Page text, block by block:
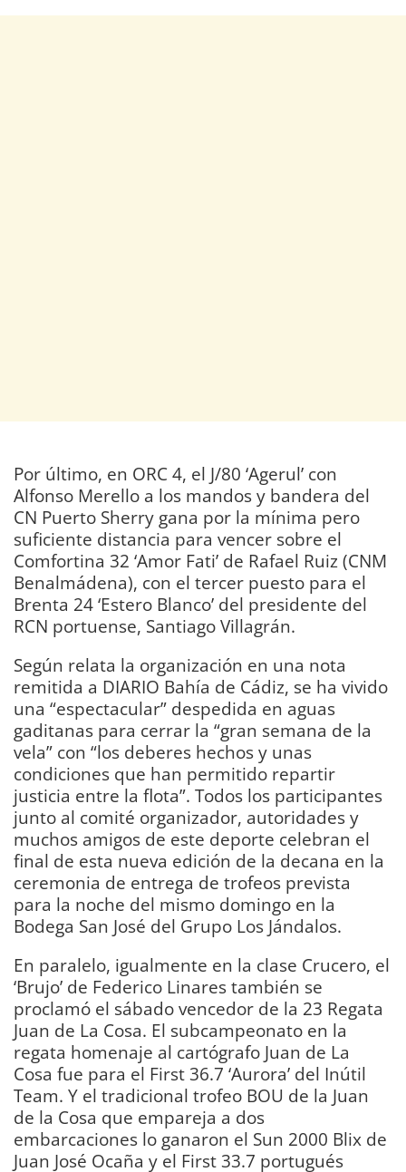
Por último, en ORC 4, el J/80 ‘Agerul’ con
Alfonso Merello a los mandos y bandera del
CN Puerto Sherry gana por la mínima pero
suficiente distancia para vencer sobre el
Comfortina 32 ‘Amor Fati’ de Rafael Ruiz (CNM
Benalmádena), con el tercer puesto para el
Brenta 24 ‘Estero Blanco’ del presidente del
RCN portuense, Santiago Villagrán.
Según relata la organización en una nota
remitida a DIARIO Bahía de Cádiz, se ha vivido
una “espectacular” despedida en aguas
gaditanas para cerrar la “gran semana de la
vela” con “los deberes hechos y unas
condiciones que han permitido repartir
justicia entre la flota”. Todos los participantes
junto al comité organizador, autoridades y
muchos amigos de este deporte celebran el
final de esta nueva edición de la decana en la
ceremonia de entrega de trofeos prevista
para la noche del mismo domingo en la
Bodega San José del Grupo Los Jándalos.
En paralelo, igualmente en la clase Crucero, el
‘Brujo’ de Federico Linares también se
proclamó el sábado vencedor de la 23 Regata
Juan de La Cosa. El subcampeonato en la
regata homenaje al cartógrafo Juan de La
Cosa fue para el First 36.7 ‘Aurora’ del Inútil
Team. Y el tradicional trofeo BOU de la Juan
de la Cosa que empareja a dos
embarcaciones lo ganaron el Sun 2000 Blix de
Juan José Ocaña y el First 33.7 portugués